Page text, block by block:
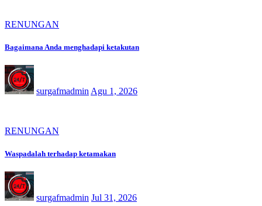
RENUNGAN
Bagaimana Anda menghadapi ketakutan
surgafmadmin Agu 1, 2026
RENUNGAN
Waspadalah terhadap ketamakan
surgafmadmin Jul 31, 2026